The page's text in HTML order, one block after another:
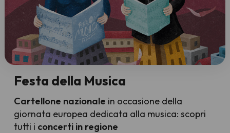
Festa della Musica
Cartellone nazionale in occasione della
giornata europea dedicata alla musica: scopri
tutti i concerti in regione